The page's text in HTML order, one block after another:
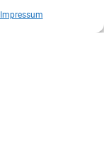
Impressum